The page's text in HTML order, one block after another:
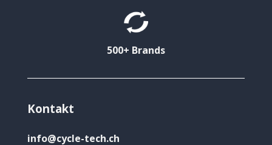
500+ Brands
Kontakt
info@cycle-tech.ch